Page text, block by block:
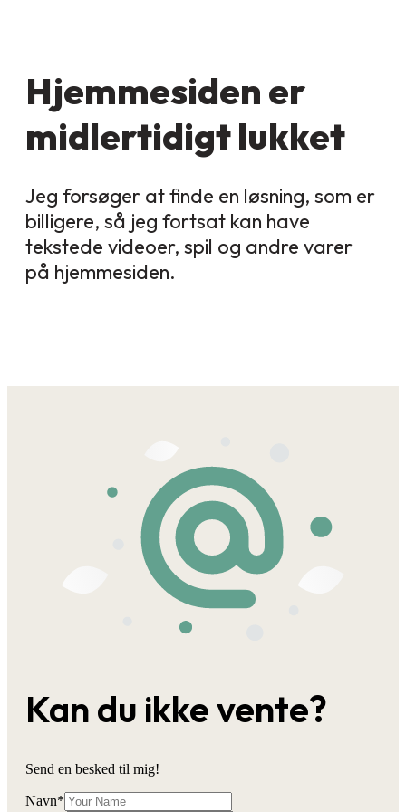
Hjemmesiden er
midlertidigt lukket
Jeg forsøger at finde en løsning, som er
billigere, så jeg fortsat kan have
tekstede videoer, spil og andre varer
på hjemmesiden.
Kan du ikke vente?
Send en besked til mig!
Navn*